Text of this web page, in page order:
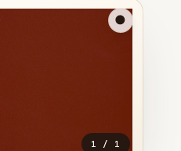
1 / 1